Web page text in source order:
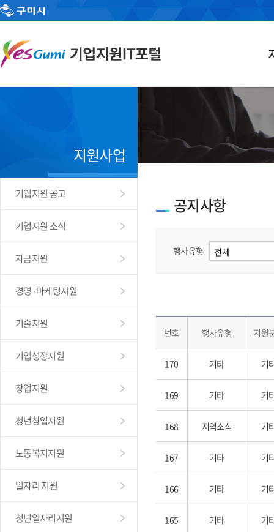
지원사업
기업지원 공고
기업지원 소식
자금지원
경영·마케팅지원
기술지원
기업성장지원
창업지원
청년창업지원
노동복지지원
일자리 지원
청년일자리지원
공지사항
행사유형
번호 행사유형 지원
170 기타 기
169 기타 기
168 지역소식 기
167 기타 기
166 기타 기
165 기타 기